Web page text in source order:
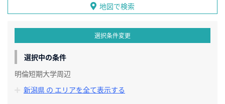
地図で検索
選択条件変更
選択中の条件
明倫短期大学周辺
新潟県 の エリアを全て表示する